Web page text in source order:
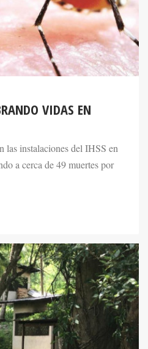
VIDAS EN
las instalaciones del IHSS en
a cerca de 49 muertes por